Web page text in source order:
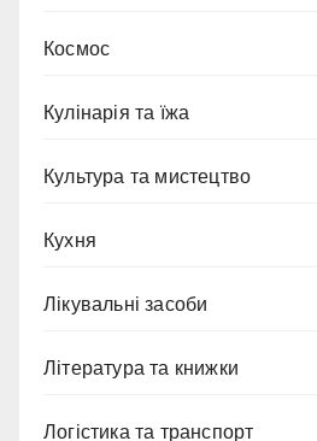
Космос
Кулінарія та їжа
Культура та мистецтво
Кухня
Лікувальні засоби
Література та книжки
Логістика та транспорт